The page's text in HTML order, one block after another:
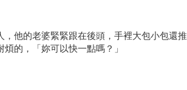
他的老婆緊緊跟在後頭，手裡大包小包還推
的，「妳可以快一點嗎？」